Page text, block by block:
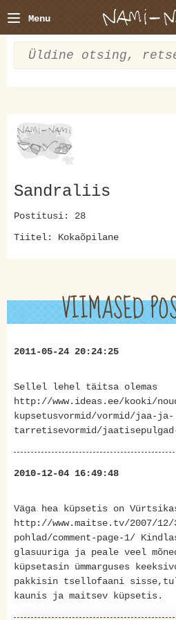
Menu
Sandraliis
Postitusi: 28
Tiitel: Kokaõpilane
VIIMASED
2011-05-24 20:24:25
Sellel lehel täitsa olemas
http://www.ideas.ee/kooki/
kupsetusvormid/vormid/jaa-ja-
tarretisevormid/
2010-12-04 16:49:48
Väga hea küpsetis on
http://www.maitse.tv/2007/12/
pohlad/comment-page-1/
glasuuriga ja peale veel
küpsetasin ümmarguses
pakkisin tsellofaani
kaunis ja maitsev küpsetis.